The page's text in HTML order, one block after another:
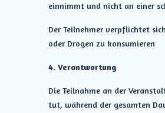
einnimmt und nicht an einer
Der Teilnehmer verpflichtet
oder Drogen zu konsumieren
4. Verantwortung
Die Teilnahme an der
tut, während der gesamten